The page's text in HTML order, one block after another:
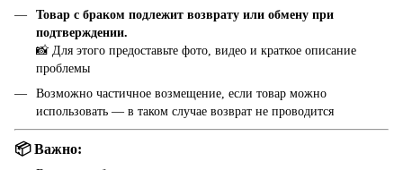
Товар с браком подлежит возврату или обмену при
подтверждении.
📸 Для этого предоставьте фото, видео и краткое описание
проблемы
Возможно частичное возмещение, если товар можно
использовать — в таком случае возврат не проводится
📦 Важно: